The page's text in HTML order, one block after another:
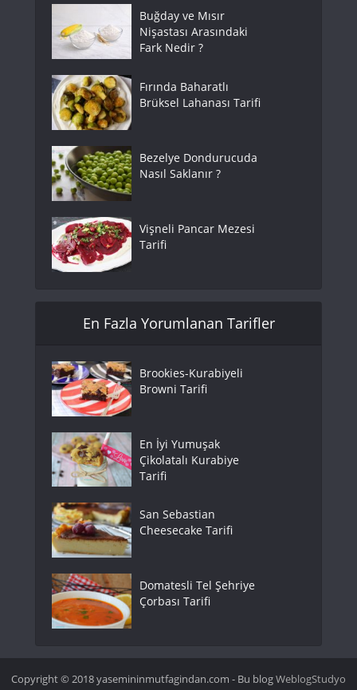
Buğday ve Mısır
Nişastası Arasındaki
Fark Nedir ?
Fırında Baharatlı
Brüksel Lahanası Tarifi
Bezelye Dondurucuda
Nasıl Saklanır ?
Vişneli Pancar Mezesi
Tarifi
En Fazla Yorumlanan Tarifler
Brookies-Kurabiyeli
Browni Tarifi
En İyi Yumuşak
Çikolatalı Kurabiye
Tarifi
San Sebastian
Cheesecake Tarifi
Domatesli Tel Şehriye
Çorbası Tarifi
Copyright © 2018 yasemininmutfagindan.com - Bu blogWeblogStudyo